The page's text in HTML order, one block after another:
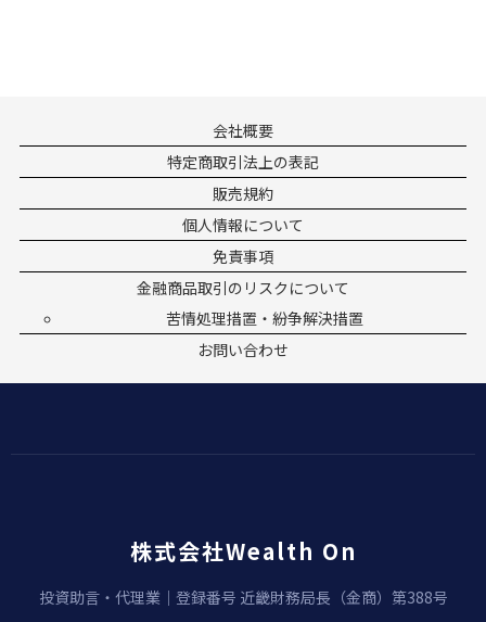
会社概要
特定商取引法上の表記
販売規約
個人情報について
免責事項
金融商品取引のリスクについて
苦情処理措置・紛争解決措置
お問い合わせ
株式会社Wealth On
投資助言・代理業｜登録番号 近畿財務局長（金商）第388号